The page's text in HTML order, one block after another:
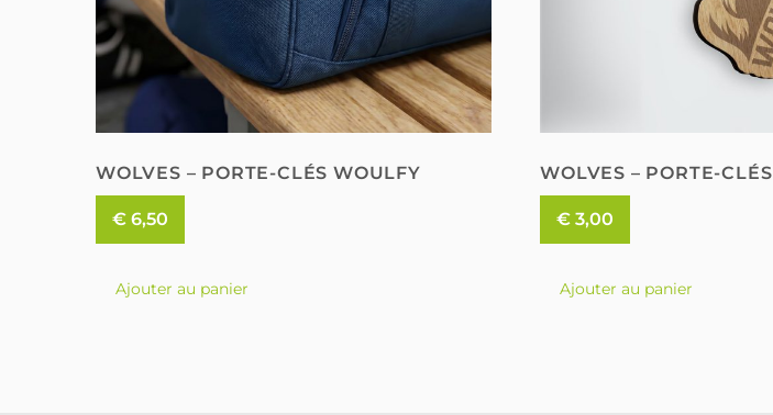
WOLVES – PORTE-CLÉS WOULFY
€ 6,50
Ajouter au panier
WOLVES – PORTE-CLÉS
€ 3,00
Ajouter au panier